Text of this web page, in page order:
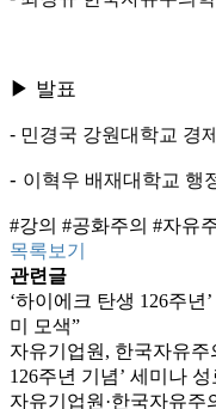
▶ 발표
- 민경국 강원대학교 경
- 이혁우 배재대학교 행
#강의 #공화주의 #자유
목록보기
관련글
‘하이에크 탄생 126주
미 모색”
자유기업원, 한국자유주
126주년 기념’ 세미나 성
자유기업원·한국자유주